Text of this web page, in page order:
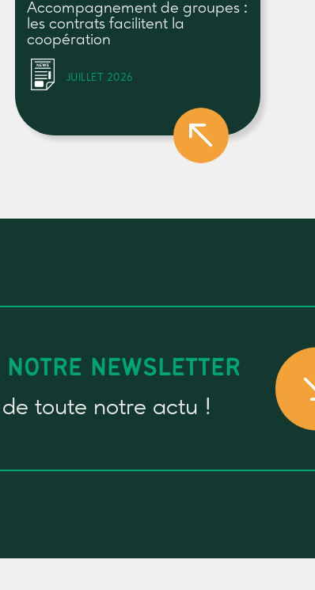
Accompagnement de groupes :
les contrats facilitent la
coopération
JUILLET 2026
NOTRE NEWSLETTER
de toute notre actu !